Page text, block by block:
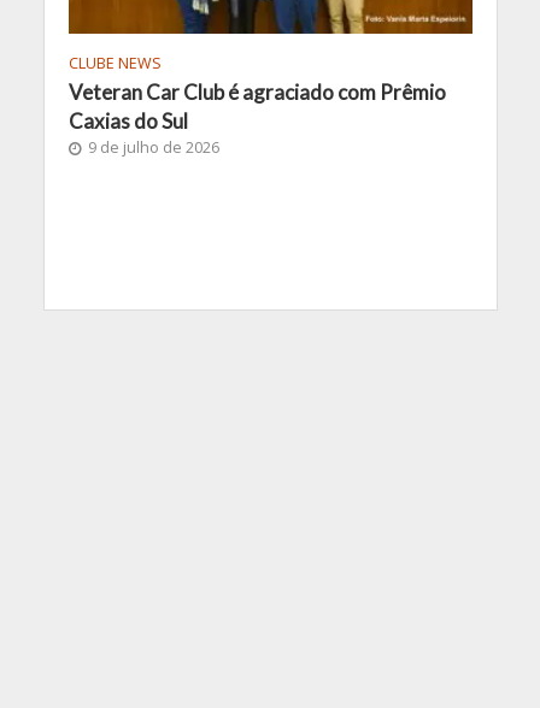
CLUBE NEWS
Veteran Car Club é agraciado com Prêmio
Caxias do Sul
9 de julho de 2026